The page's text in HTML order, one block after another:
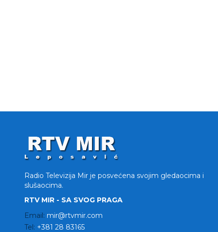
Radio Televizija Mir je posvećena svojim gledaocima i
slušaocima.
RTV MIR - SA SVOG PRAGA
Email: mir@rtvmir.com
Tel: +381 28 83165